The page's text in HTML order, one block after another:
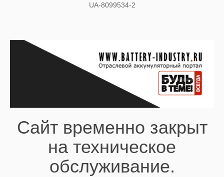
UA-8099534-2
Сайт временно закрыт
на техническое
обслуживание.